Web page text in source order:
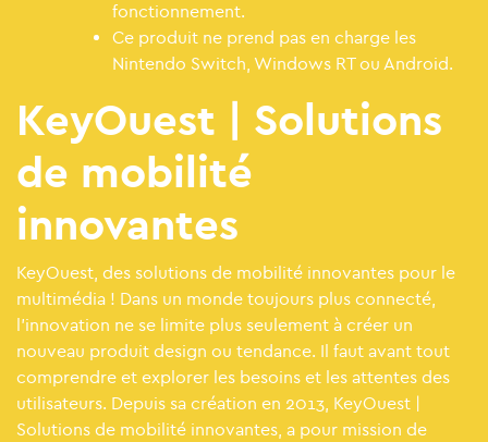
fonctionnement.
Ce produit ne prend pas en charge les
Nintendo Switch, Windows RT ou Android.
KeyOuest | Solutions
de mobilité
innovantes
KeyOuest, des solutions de mobilité innovantes pour le
multimédia ! Dans un monde toujours plus connecté,
l’innovation ne se limite plus seulement à créer un
nouveau produit design ou tendance. Il faut avant tout
comprendre et explorer les besoins et les attentes des
utilisateurs. Depuis sa création en 2013, KeyOuest |
Solutions de mobilité innovantes, a pour mission de